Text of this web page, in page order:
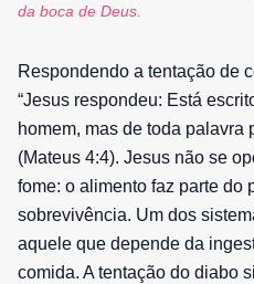
da boca de Deus.
Respondendo a tentação de
“Jesus respondeu: Está
homem, mas de toda palavra
(Mateus 4:4). Jesus não se
fome: o alimento faz parte do
sobrevivência. Um dos
aquele que depende da
comida. A tentação do diabo